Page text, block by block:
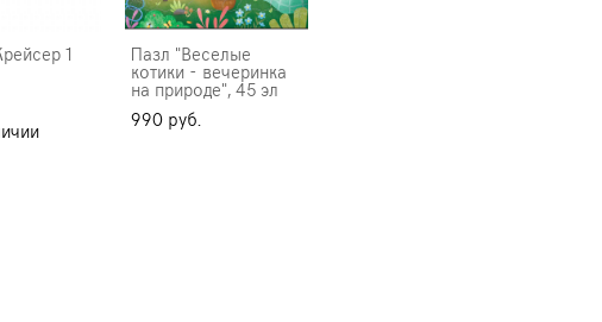
1 Пазл "Веселые
котики - вечеринка
на природе", 45 эл
990 pуб.